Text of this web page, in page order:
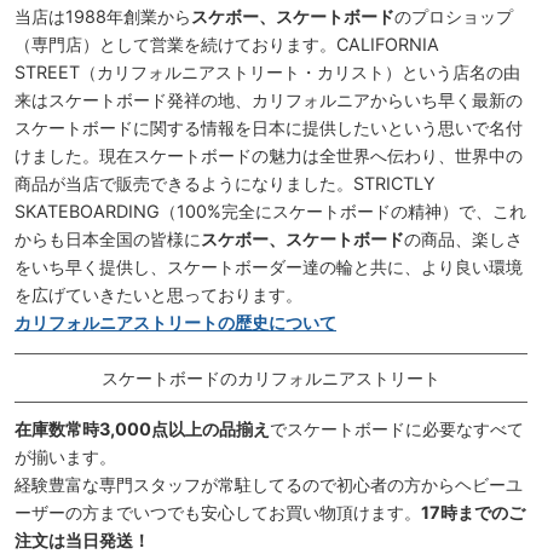
当店は1988年創業から スケボー、スケートボードのプロショップ
（専門店）として営業を続けております。CALIFORNIA
STREET（カリフォルニアストリート・カリスト）という店名の由
来はスケートボード発祥の地、カリフォルニアからいち早く最新の
スケートボードに関する情報を日本に提供したいという思いで名付
けました。現在スケートボードの魅力は全世界へ伝わり、世界中の
商品が当店で販売できるようになりました。STRICTLY
SKATEBOARDING（100%完全にスケートボードの精神）で、これ
からも日本全国の皆様に スケボー、スケートボードの商品、楽しさ
をいち早く提供し、スケートボーダー達の輪と共に、より良い環境
を広げていきたいと思っております。
カリフォルニアストリートの歴史について
スケートボードのカリフォルニアストリート
在庫数常時3,000点以上の品揃え でスケートボードに必要なすべて
が揃います。
経験豊富な専門スタッフが常駐してるので初心者の方からヘビーユ
ーザーの方までいつでも安心してお買い物頂けます。 17時までのご
注文は当日発送！